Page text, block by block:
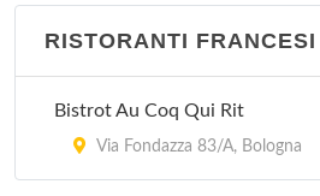
RISTORANTI FRANCESI
Bistrot Au Coq Qui Rit
Via Fondazza 83/A, Bologna